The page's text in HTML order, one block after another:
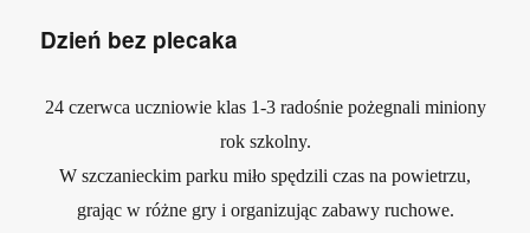
Dzień bez plecaka
24 czerwca uczniowie klas 1-3 radośnie pożegnali miniony
rok szkolny.
W szczanieckim parku miło spędzili czas na powietrzu,
grając w różne gry i organizując zabawy ruchowe.